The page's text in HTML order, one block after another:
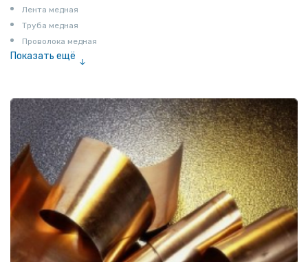
Лента медная
Труба медная
Проволока медная
Показать ещё